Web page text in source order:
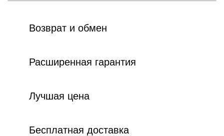
Возврат и обмен
Расширенная гарантия
Лучшая цена
Бесплатная доставка